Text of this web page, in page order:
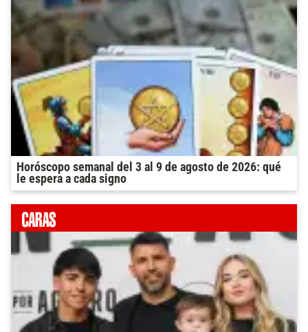
Horóscopo semanal del 3 al 9 de agosto de 2026: qué
le espera a cada signo